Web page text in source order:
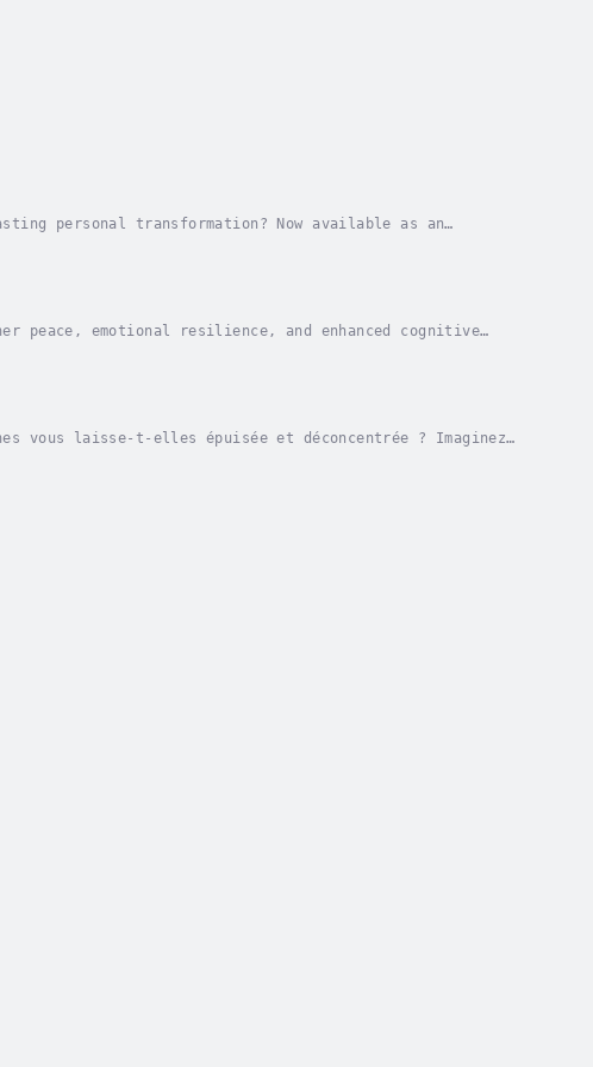
personal transformation? Now available as an
peace, emotional resilience, and enhanced cognitive
vous laisse-t-elles épuisée et déconcentrée ? Imaginez